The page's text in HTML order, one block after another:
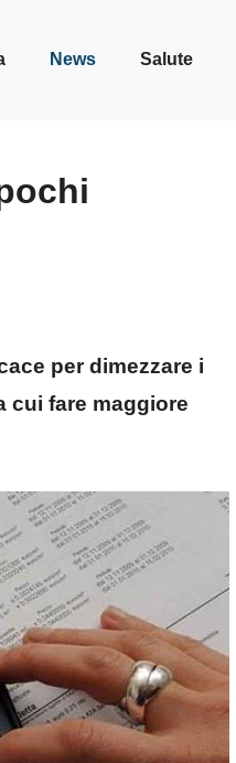
News Salute
per dimezzare i
cui fare maggiore